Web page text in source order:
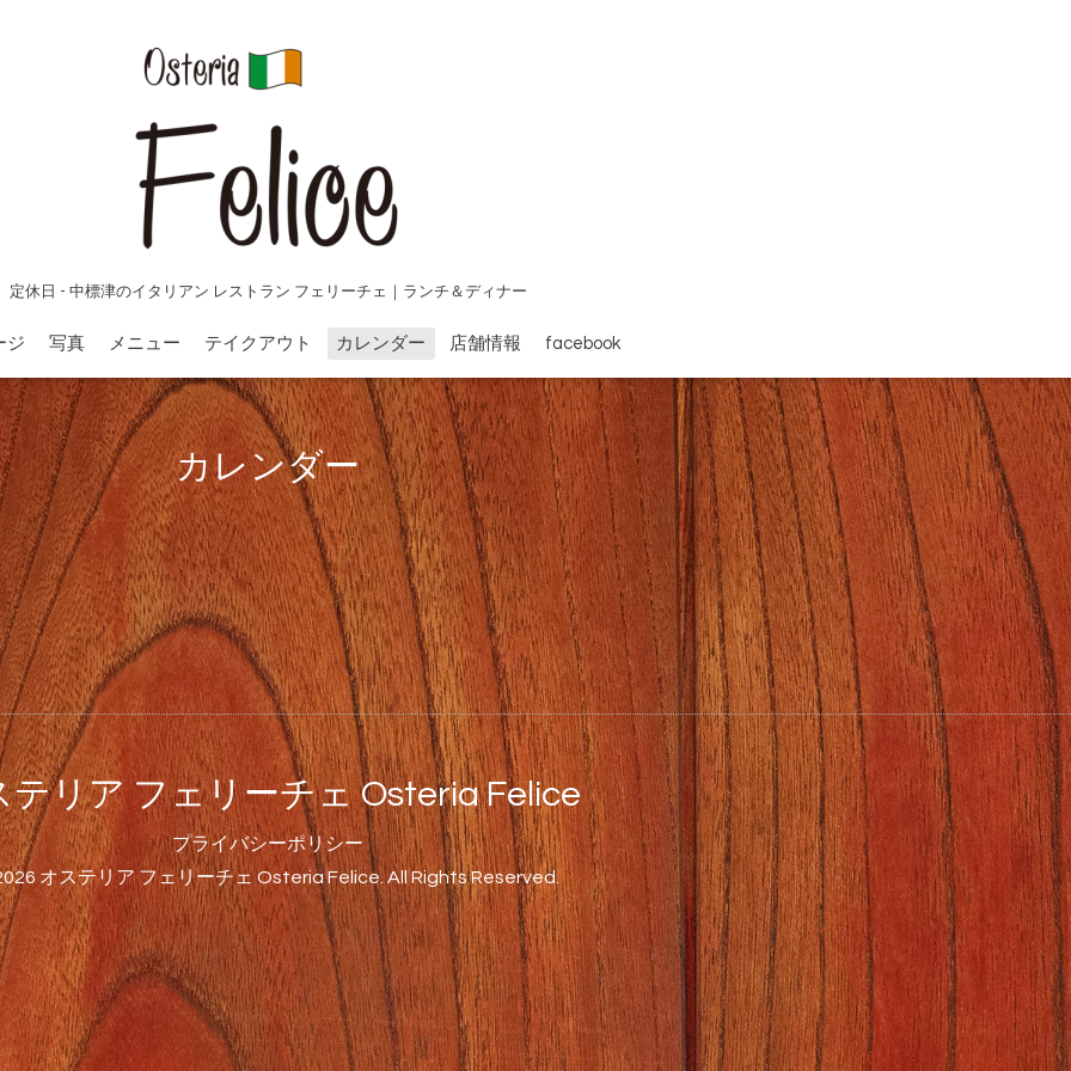
定休日 - 中標津のイタリアン レストラン フェリーチェ｜ランチ＆ディナー
ジ 写真 メニュー テイクアウト カレンダー 店舗情報 facebook
カレンダー
テリア フェリーチェ Osteria Felice
プライバシーポリシー
オステリア フェリーチェ Osteria Felice. All Rights Reserved.